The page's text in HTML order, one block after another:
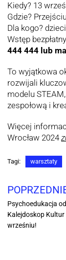
Kiedy? 13
Gdzie?
Dla kogo?
Wstęp
444 444 lub
To wyjątkowa
rozwijali
modelu
zespołową i
Więcej
Wrocław 2024
Tagi: warsztaty
Psychoedukacja od
Kalejdoskop Kultur
wrześniu!